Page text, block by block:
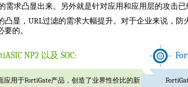
求凸显出来。另外就是针对应用和应用层的攻击已
凸显，URL过滤的需求大幅提升。对于企业来说，
的。
NP2 以及 SOC:
应用于FortiGate产品，创造了业界性价比的新